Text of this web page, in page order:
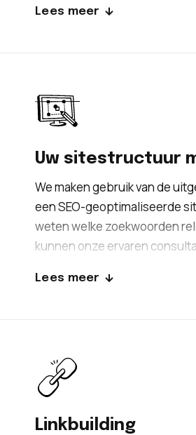
in Amsterdam. Om uw bedrijf
Lees meer
Uw sitestructuur
We maken gebruik van de
een SEO-geoptimaliseerde
weten welke zoekwoorden
kunnen onze ervaren
worden of geoptimaliseerd.
Lees meer
Linkbuilding